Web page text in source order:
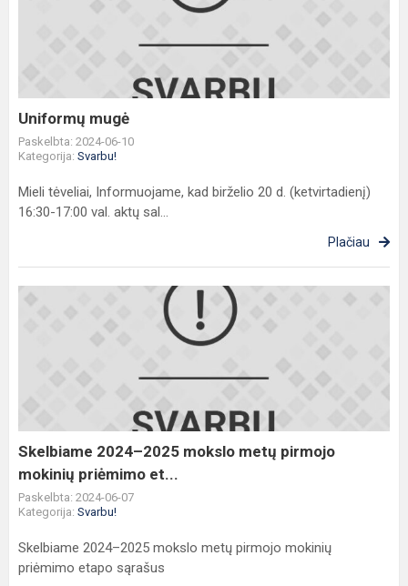
Uniformų mugė
Paskelbta: 2024-06-10
Kategorija: Svarbu!
Mieli tėveliai, Informuojame, kad birželio 20 d. (ketvirtadienį)
16:30-17:00 val. aktų sal...
Plačiau
Skelbiame
priėmimo
et...
Skelbiame 2024–2025 mokslo metų pirmojo
mokinių priėmimo et...
Paskelbta: 2024-06-07
Kategorija: Svarbu!
Skelbiame 2024–2025 mokslo metų pirmojo mokinių
priėmimo etapo sąrašus